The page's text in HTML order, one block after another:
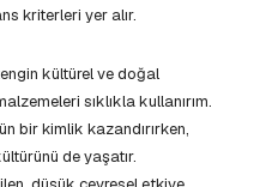
kriterleri yer alır.
kültürel ve doğal
sıklıkla kullanırım.
bir kimlik kazandırırken,
de yaşatır.